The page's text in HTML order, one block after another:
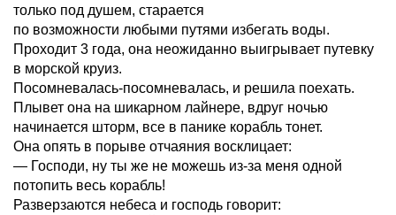
только под душем, старается
по возможности любыми путями избегать воды.
Проходит 3 года, она неожиданно выигрывает путевку
в морской круиз.
Посомневалась-посомневалась, и решила поехать.
Плывет она на шикарном лайнере, вдруг ночью
начинается шторм, все в панике корабль тонет.
Она опять в порыве отчаяния восклицает:
— Господи, ну ты же не можешь из-за меня одной
потопить весь корабль!
Разверзаются небеса и господь говорит: